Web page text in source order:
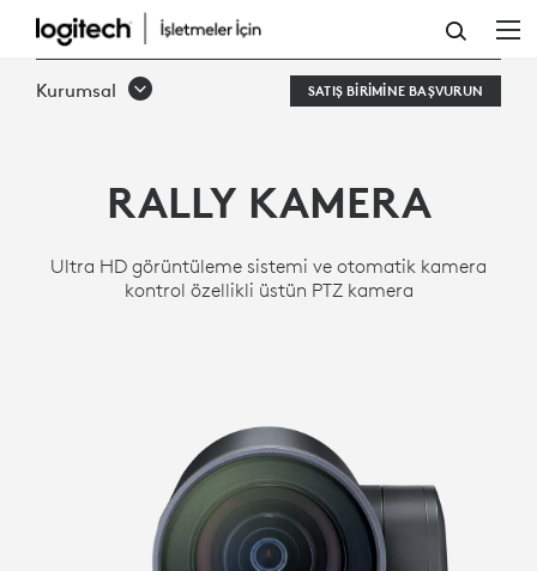
TOPLANTI
ODALARI
ULTRA
HD
Kurumsal SATIŞ BIRIMINE BAŞVURUN
RALLY KAMERA
Ultra HD görüntüleme sistemi ve otomatik kamera
kontrol özellikli üstün PTZ kamera